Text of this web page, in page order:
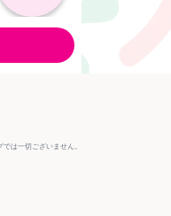
は一切ございません。